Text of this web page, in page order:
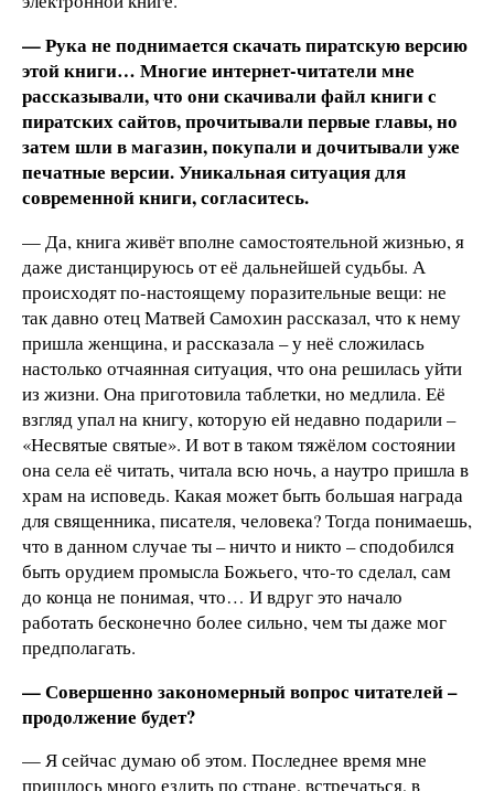
— Рука не поднимается скачать пиратскую версию
этой книги… Многие интернет-читатели мне
рассказывали, что они скачивали файл книги с
пиратских сайтов, прочитывали первые главы, но
затем шли в магазин, покупали и дочитывали уже
печатные версии. Уникальная ситуация для
современной книги, согласитесь.
— Да, книга живёт вполне самостоятельной жизнью, я
даже дистанцируюсь от её дальнейшей судьбы. А
происходят по-настоящему поразительные вещи: не
так давно отец Матвей Самохин рассказал, что к нему
пришла женщина, и рассказала – у неё сложилась
настолько отчаянная ситуация, что она решилась уйти
из жизни. Она приготовила таблетки, но медлила. Её
взгляд упал на книгу, которую ей недавно подарили –
«Несвятые святые». И вот в таком тяжёлом состоянии
она села её читать, читала всю ночь, а наутро пришла в
храм на исповедь. Какая может быть большая награда
для священника, писателя, человека? Тогда понимаешь,
что в данном случае ты – ничто и никто – сподобился
быть орудием промысла Божьего, что-то сделал, сам
до конца не понимая, что… И вдруг это начало
работать бесконечно более сильно, чем ты даже мог
предполагать.
— Совершенно закономерный вопрос читателей –
продолжение будет?
— Я сейчас думаю об этом. Последнее время мне
пришлось много ездить по стране, встречаться, в